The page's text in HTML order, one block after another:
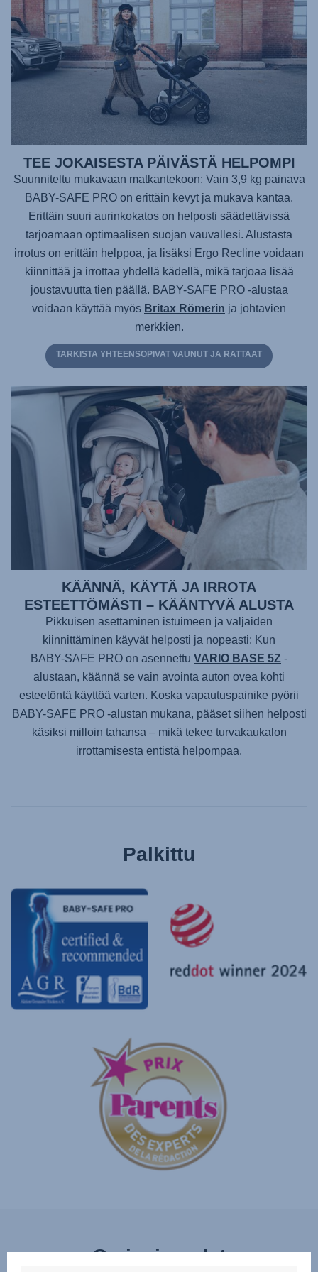
TEE JOKAISESTA PÄIVÄSTÄ HELPOMPI
Suunniteltu mukavaan matkantekoon: Vain 3,9 kg painava
BABY-SAFE PRO on erittäin kevyt ja mukava kantaa.
Erittäin suuri aurinkokatos on helposti säädettävissä
tarjoamaan optimaalisen suojan vauvallesi. Alustasta
irrotus on erittäin helppoa, ja lisäksi Ergo Recline voidaan
kiinnittää ja irrottaa yhdellä kädellä, mikä tarjoaa lisää
joustavuutta tien päällä. BABY-SAFE PRO-alustaa
voidaan käyttää myös Britax Römerin ja johtavien
merkkien.
TARKISTA YHTEENSOPIVAT VAUNUT JA RATTAAT
KÄÄNNÄ, KÄYTÄ JA IRROTA
ESTEETTÖMÄSTI – KÄÄNTYVÄ ALUSTA
Pikkuisen asettaminen istuimeen ja valjaiden
kiinnittäminen käyvät helposti ja nopeasti: Kun
BABY-SAFE PRO on asennettu VARIO BASE 5Z -
alustaan, käännä se vain avointa auton ovea kohti
esteetöntä käyttöä varten. Koska vapautuspainike pyörii
BABY-SAFE PRO-alustan mukana, pääset siihen helposti
käsiksi milloin tahansa – mikä tekee turvakaukalon
irrottamisesta entistä helpompaa.
Palkittu
Ominaisuudet